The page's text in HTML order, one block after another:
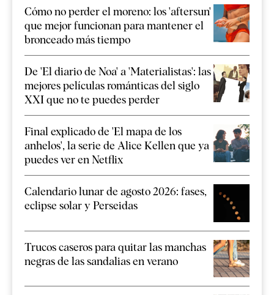
Cómo no perder el moreno: los 'aftersun'
que mejor funcionan para mantener el
bronceado más tiempo
De 'El diario de Noa' a 'Materialistas': las
mejores películas románticas del siglo
XXI que no te puedes perder
Final explicado de 'El mapa de los
anhelos', la serie de Alice Kellen que ya
puedes ver en Netflix
Calendario lunar de agosto 2026: fases,
eclipse solar y Perseidas
Trucos caseros para quitar las manchas
negras de las sandalias en verano